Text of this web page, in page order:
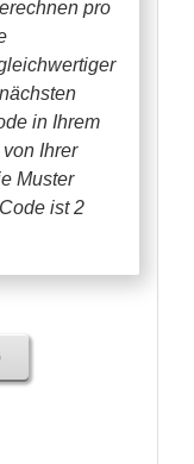
pro
in Ihrem
Ihrer
Muster
ist 2